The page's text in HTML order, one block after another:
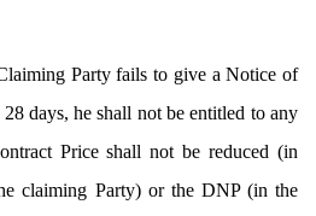
Party fails to give a Notice of
days, he shall not be entitled to any
Price shall not be reduced (in
claiming Party) or the DNP (in the